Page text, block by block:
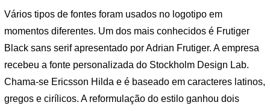
Vários tipos de fontes foram usados ​​no logotipo em
momentos diferentes. Um dos mais conhecidos é Frutiger
Black sans serif apresentado por Adrian Frutiger. A empresa
recebeu a fonte personalizada do Stockholm Design Lab.
Chama-se Ericsson Hilda e é baseado em caracteres latinos,
gregos e cirílicos. A reformulação do estilo ganhou dois